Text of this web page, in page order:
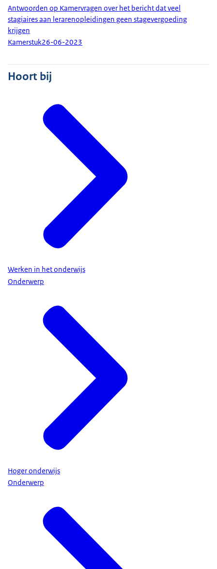
Antwoorden op Kamervragen over het bericht dat veel
stagiaires aan lerarenopleidingen geen stagevergoeding
krijgen
Kamerstuk26-06-2023
Hoort bij
Werken in het onderwijs
Onderwerp
Hoger onderwijs
Onderwerp